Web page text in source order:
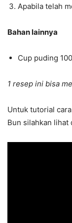
Apabila telah
Bahan lainnya
Cup puding
1 resep ini bisa
Untuk tutorial
Bun silahkan lihat